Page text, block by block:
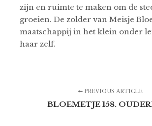
zijn en ruimte te maken om de
groeien. De zolder van Meisje
maatschappij in het klein onder
haar zelf.
PREVIOUS ARTICLE
BLOEMETJE 158.